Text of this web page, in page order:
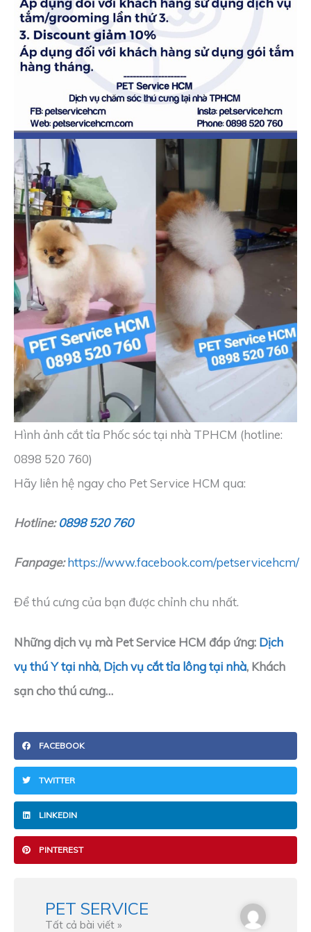
Hình ảnh cắt tỉa Phốc sóc tại nhà TPHCM (hotline:
0898 520 760)
Hãy liên hệ ngay cho Pet Service HCM qua:
Hotline:0898 520 760
Fanpage: https://www.facebook.com/petservicehcm/
Để thú cưng của bạn được chỉnh chu nhất.
Những dịch vụ mà Pet Service HCM đáp ứng: Dịch
vụ thú Y tại nhà, Dịch vụ cắt tỉa lông tại nhà, Khách
sạn cho thú cưng…
FACEBOOK
TWITTER
LINKEDIN
PINTEREST
PET SERVICE
Tất cả bài viết »